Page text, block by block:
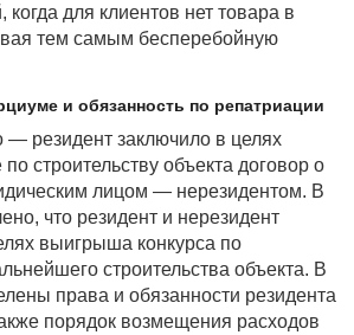
платежи по дебету
по имущественному
с дальнейшим
на расходы по текущей
по дебету субсчета 90-
по текущей деятельности»
месяце, в котором они были
основании вступившего в силу
(п. 70Инструкции № 50).
в бухгалтерском учете
когда для клиентов нет товара в
тем самым бесперебойную
и обязанность по репатриации
резидент заключило в целях
по строительству объекта договор о
лицом — нерезидентом. В
что резидент и нерезидент
выигрыша конкурса по
строительства объекта. В
права и обязанности резидента
порядок возмещения расходов